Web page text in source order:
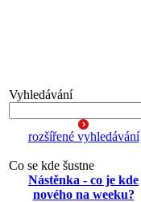
Vyhledávání
rozšířené vyhledávání
Co se kde šustne
Nástěnka - co je kde
nového na weeku?